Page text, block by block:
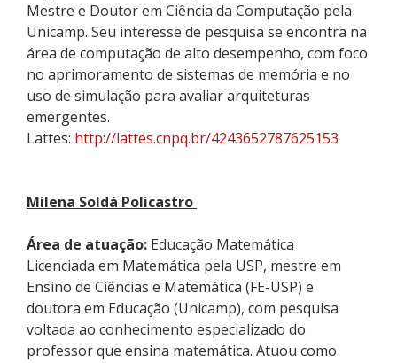
Mestre e Doutor em Ciência da Computação pela
Unicamp. Seu interesse de pesquisa se encontra na
área de computação de alto desempenho, com foco
no aprimoramento de sistemas de memória e no
uso de simulação para avaliar arquiteturas
emergentes.
Lattes: http://lattes.cnpq.br/4243652787625153
Milena Soldá Policastro
Área de atuação: Educação Matemática
Licenciada em Matemática pela USP, mestre em
Ensino de Ciências e Matemática (FE-USP) e
doutora em Educação (Unicamp), com pesquisa
voltada ao conhecimento especializado do
professor que ensina matemática. Atuou como